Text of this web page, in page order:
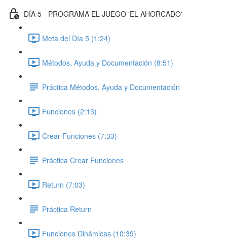
DÍA 5 - PROGRAMA EL JUEGO 'EL AHORCADO'
Meta del Día 5 (1:24)
Métodos, Ayuda y Documentación (8:51)
Práctica Métodos, Ayuda y Documentación
Funciones (2:13)
Crear Funciones (7:33)
Práctica Crear Funciones
Return (7:03)
Práctica Return
Funciones Dinámicas (10:39)